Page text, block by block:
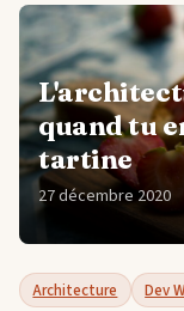
quand tu
tartine
27 décembre 2020
Architecture Dev